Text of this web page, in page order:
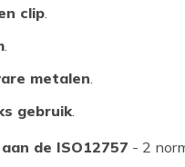
clip.
.
metalen.
gebruik.
de ISO12757 - 2